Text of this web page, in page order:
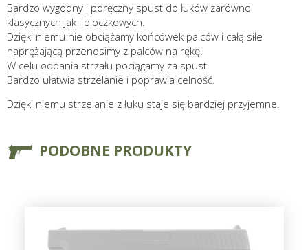
Bardzo wygodny i poręczny spust do łuków zarówno
klasycznych jak i bloczkowych.
Dzięki niemu nie obciążamy końcówek palców i całą siłe
naprężającą przenosimy z palców na rękę.
W celu oddania strzału pociągamy za spust.
Bardzo ułatwia strzelanie i poprawia celność.
Dzięki niemu strzelanie z łuku staje się bardziej przyjemne.
PODOBNE PRODUKTY